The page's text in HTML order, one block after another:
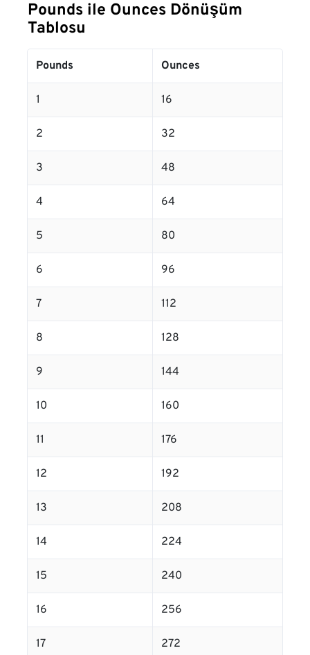
Pounds ile Ounces Dönüşüm
Tablosu
Pounds Ounces
1 16
2 32
3 48
4 64
5 80
6 96
7 112
8 128
9 144
10 160
11 176
12 192
13 208
14 224
15 240
16 256
17 272